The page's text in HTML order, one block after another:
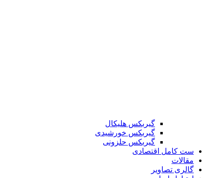
گیربکس هلیکال
گیربکس خورشیدی
گیربکس حلزونی
ست کامل اقتصادی
مقالات
گالری تصاویر